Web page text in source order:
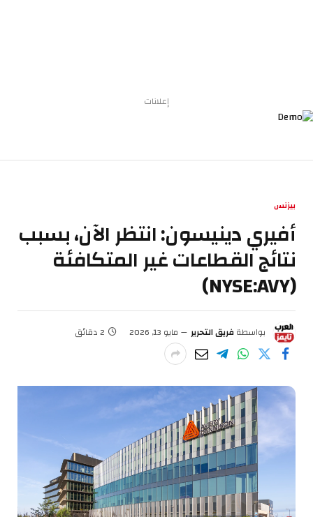
إعلانات
بيزنس
أفيري دينيسون: انتظر الآن، بسبب
نتائج القطاعات غير المتكافئة
(NYSE:AVY)
بواسطةفريق التحرير مايو 13, 2026 2 دقائق